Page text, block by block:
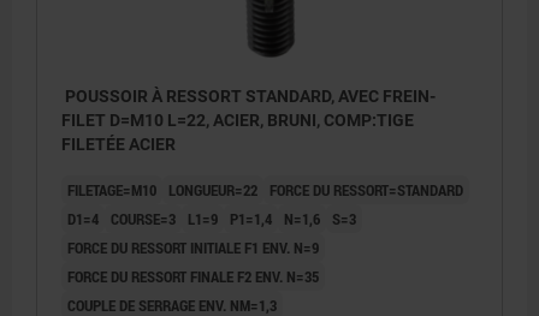
POUSSOIR À RESSORT STANDARD, AVEC FREIN-
FILET D=M10 L=22, ACIER, BRUNI, COMP:TIGE
FILETÉE ACIER
FILETAGE=M10 LONGUEUR=22
FORCE DU RESSORT=STANDARD
D1=4
COURSE=3 L1=9 P1=1,4 N=1,6
S=3
FORCE DU RESSORT INITIALE F1 ENV. N=9
FORCE DU RESSORT FINALE F2 ENV. N=35
COUPLE DE SERRAGE ENV. NM=1,3